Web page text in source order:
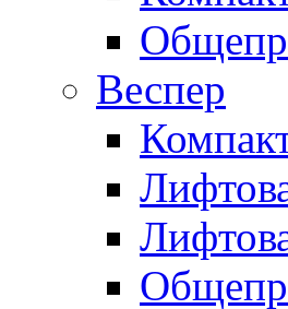
Веспер